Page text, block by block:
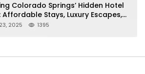
Colorado Springs’ Hidden Hotel
Affordable Stays, Luxury Escapes,
In Between!
2025 1395